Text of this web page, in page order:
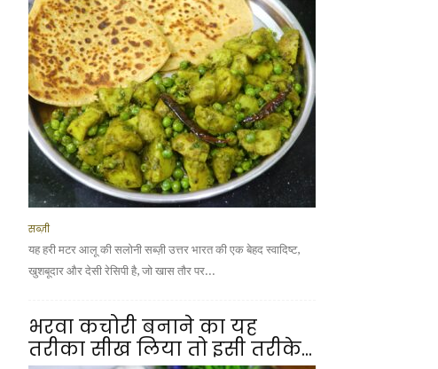
सब्ज़ी
यह हरी मटर आलू की सलोनी सब्ज़ी उत्तर भारत की एक बेहद स्वादिष्ट,
खुशबूदार और देसी रेसिपी है, जो खास तौर पर...
भरवा कचोरी बनाने का यह
तरीका सीख लिया तो इसी तरीके...